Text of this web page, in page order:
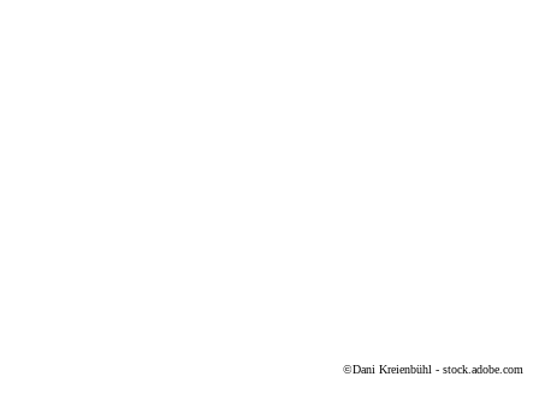
©Dani Kreienbühl - stock.adobe.com